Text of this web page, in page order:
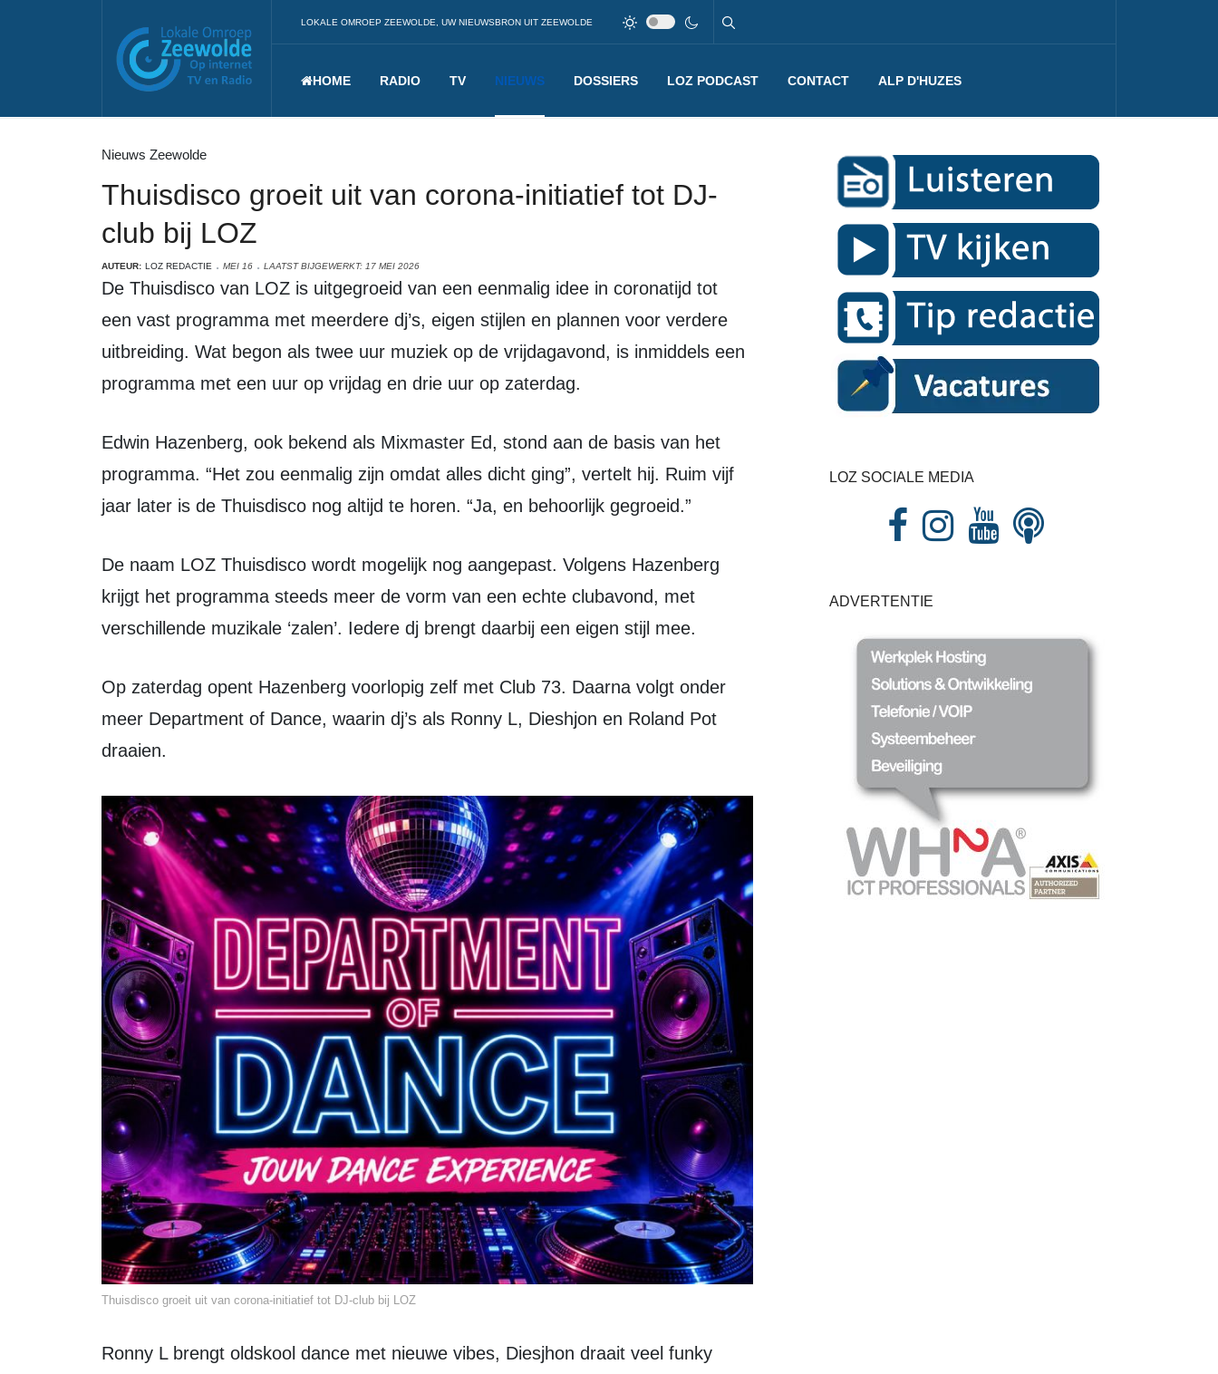
LOKALE OMROEP ZEEWOLDE, UW NIEUWSBRON UIT ZEEWOLDE
HOME RADIO TV NIEUWS DOSSIERS LOZ PODCAST CONTACT ALP D'HUZES
Nieuws Zeewolde
Thuisdisco groeit uit van corona-initiatief tot DJ-
club bij LOZ
AUTEUR: LOZ REDACTIE MEI 16 LAATST BIJGEWERKT: 17 MEI 2026
De Thuisdisco van LOZ is uitgegroeid van een eenmalig idee in coronatijd tot
een vast programma met meerdere dj’s, eigen stijlen en plannen voor verdere
uitbreiding. Wat begon als twee uur muziek op de vrijdagavond, is inmiddels een
programma met een uur op vrijdag en drie uur op zaterdag.
Edwin Hazenberg, ook bekend als Mixmaster Ed, stond aan de basis van het
programma. “Het zou eenmalig zijn omdat alles dicht ging”, vertelt hij. Ruim vijf
jaar later is de Thuisdisco nog altijd te horen. “Ja, en behoorlijk gegroeid.”
De naam LOZ Thuisdisco wordt mogelijk nog aangepast. Volgens Hazenberg
krijgt het programma steeds meer de vorm van een echte clubavond, met
verschillende muzikale ‘zalen’. Iedere dj brengt daarbij een eigen stijl mee.
Op zaterdag opent Hazenberg voorlopig zelf met Club 73. Daarna volgt onder
meer Department of Dance, waarin dj’s als Ronny L, Dieshjon en Roland Pot
draaien.
Thuisdisco groeit uit van corona-initiatief tot DJ-club bij LOZ
Ronny L brengt oldskool dance met nieuwe vibes, Diesjhon draait veel funky
LOZ SOCIALE MEDIA
ADVERTENTIE